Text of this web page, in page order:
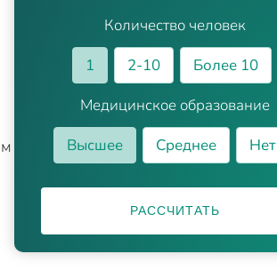
Количество человек
1
2-10
Более 10
Медицинское образование
Высшее
Среднее Нет
РАССЧИТАТЬ